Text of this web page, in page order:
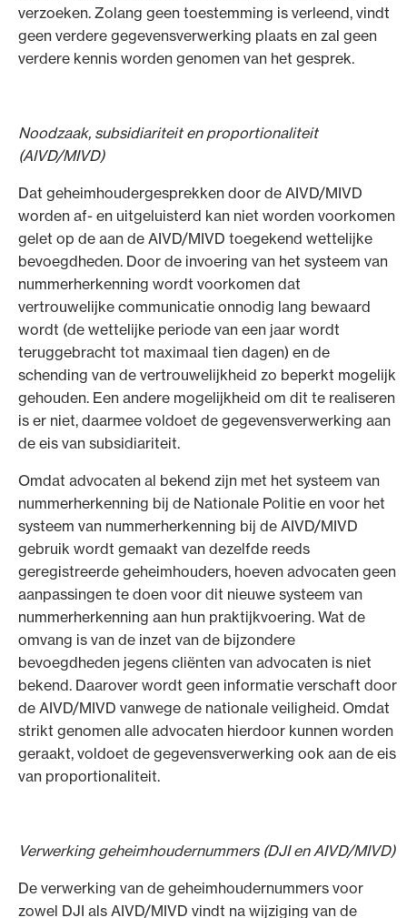
verzoeken. Zolang geen toestemming is verleend, vindt
geen verdere gegevensverwerking plaats en zal geen
verdere kennis worden genomen van het gesprek.
Noodzaak, subsidiariteit en proportionaliteit
(AIVD/MIVD)
Dat geheimhoudergesprekken door de AIVD/MIVD
worden af- en uitgeluisterd kan niet worden voorkomen
gelet op de aan de AIVD/MIVD toegekend wettelijke
bevoegdheden. Door de invoering van het systeem van
nummerherkenning wordt voorkomen dat
vertrouwelijke communicatie onnodig lang bewaard
wordt (de wettelijke periode van een jaar wordt
teruggebracht tot maximaal tien dagen) en de
schending van de vertrouwelijkheid zo beperkt mogelijk
gehouden. Een andere mogelijkheid om dit te realiseren
is er niet, daarmee voldoet de gegevensverwerking aan
de eis van subsidiariteit.
Omdat advocaten al bekend zijn met het systeem van
nummerherkenning bij de Nationale Politie en voor het
systeem van nummerherkenning bij de AIVD/MIVD
gebruik wordt gemaakt van dezelfde reeds
geregistreerde geheimhouders, hoeven advocaten geen
aanpassingen te doen voor dit nieuwe systeem van
nummerherkenning aan hun praktijkvoering. Wat de
omvang is van de inzet van de bijzondere
bevoegdheden jegens cliënten van advocaten is niet
bekend. Daarover wordt geen informatie verschaft door
de AIVD/MIVD vanwege de nationale veiligheid. Omdat
strikt genomen alle advocaten hierdoor kunnen worden
geraakt, voldoet de gegevensverwerking ook aan de eis
van proportionaliteit.
Verwerking geheimhoudernummers (DJI en AIVD/MIVD)
De verwerking van de geheimhoudernummers voor
zowel DJI als AIVD/MIVD vindt na wijziging van de